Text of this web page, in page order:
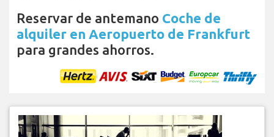
Reservar de antemano Coche de
alquiler en Aeropuerto de Frankfurt
para grandes ahorros.